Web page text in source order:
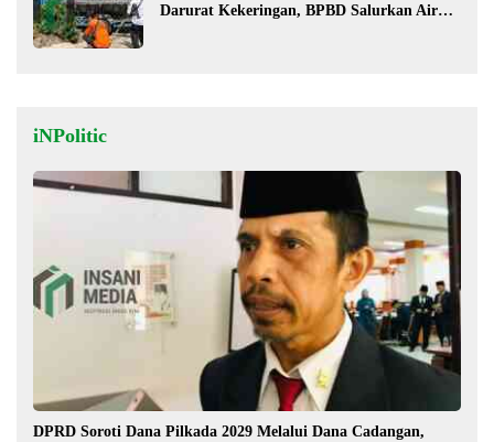
Darurat Kekeringan, BPBD Salurkan Air
iNPolitic
DPRD Soroti Dana Pilkada 2029 Melalui Dana Cadangan,